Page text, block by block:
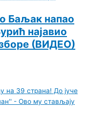
Баљак напао
најавио
(ВИДЕО)